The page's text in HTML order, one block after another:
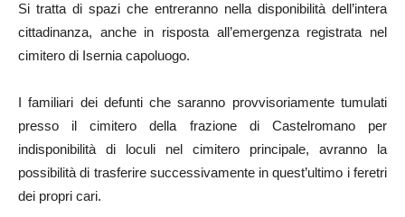
Si tratta di spazi che entreranno nella disponibilità dell’intera
cittadinanza, anche in risposta all’emergenza registrata nel
cimitero di Isernia capoluogo.
I familiari dei defunti che saranno provvisoriamente tumulati
presso il cimitero della frazione di Castelromano per
indisponibilità di loculi nel cimitero principale, avranno la
possibilità di trasferire successivamente in quest’ultimo i feretri
dei propri cari.